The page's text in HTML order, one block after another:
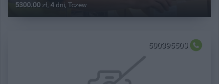
5300.00 zł, 4 dni, Tczew
500395500